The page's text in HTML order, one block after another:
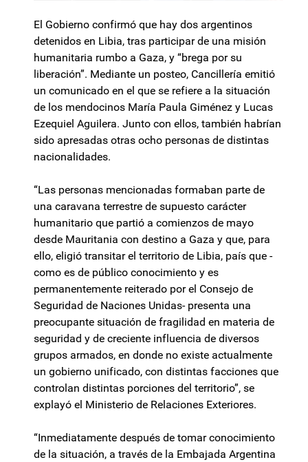
El Gobierno confirmó que hay dos argentinos
detenidos en Libia, tras participar de una misión
humanitaria rumbo a Gaza, y “brega por su
liberación”. Mediante un posteo, Cancillería emitió
un comunicado en el que se refiere a la situación
de los mendocinos María Paula Giménez y Lucas
Ezequiel Aguilera. Junto con ellos, también habrían
sido apresadas otras ocho personas de distintas
nacionalidades.
“Las personas mencionadas formaban parte de
una caravana terrestre de supuesto carácter
humanitario que partió a comienzos de mayo
desde Mauritania con destino a Gaza y que, para
ello, eligió transitar el territorio de Libia, país que -
como es de público conocimiento y es
permanentemente reiterado por el Consejo de
Seguridad de Naciones Unidas- presenta una
preocupante situación de fragilidad en materia de
seguridad y de creciente influencia de diversos
grupos armados, en donde no existe actualmente
un gobierno unificado, con distintas facciones que
controlan distintas porciones del territorio”, se
explayó el Ministerio de Relaciones Exteriores.
“Inmediatamente después de tomar conocimiento
de la situación, a través de la Embajada Argentina